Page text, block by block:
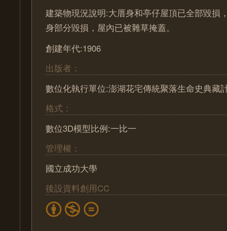
建築物現況說明:大厝身和亭仔屋頂已全部毀損
身部分毀損，屋內已被雜草掩蓋。
創建年代:1906
出版者：
數位化執行單位:澎湖花宅傳統聚落生命史典藏
格式：
數位3D模型比例:一比一
管理權：
國立成功大學
後設資料創用CC